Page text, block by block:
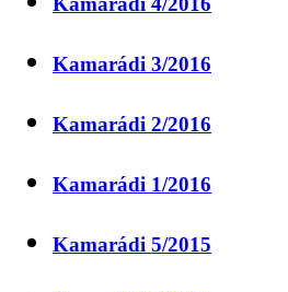
Kamarádi 3/2016
Kamarádi 2/2016
Kamarádi 1/2016
Kamarádi 5/2015